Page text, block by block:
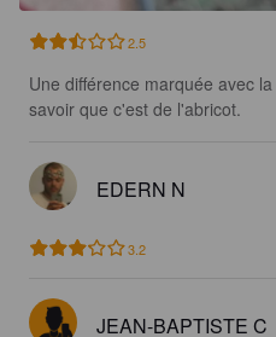
2.5
Une différence marquée avec
savoir que c'est de l'abricot.
EDERN N
3.2
JEAN-BAPTISTE C